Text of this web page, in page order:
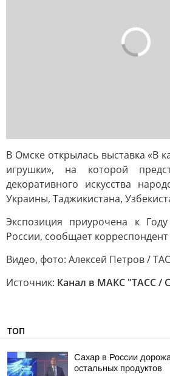
В Омске открылась выставка «В
игрушки», на которой
декоративного искусства
Украины, Таджикистана,
Экспозиция приурочена к
России, сообщает
Видео, фото: Алексей Петров /
Источник: Канал в МАКС "ТАСС /
ТОП
Сахар в России
остальных продуктов